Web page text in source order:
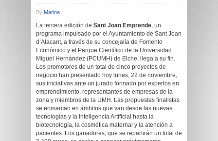
By Marina
La tercera edición de Sant Joan Emprende, un
programa impulsado por el Ayuntamiento de Sant Joan
d’Alacant, a través de su concejalía de Fomento
Económico y el Parque Científico de la Universidad
Miguel Hernández (PCUMH) de Elche, llega a su fin.
Los promotores de un total de cinco proyectos de
negocio han presentado hoy lunes, 22 de noviembre,
sus iniciativas ante un jurado formado por expertos en
emprendimiento, representantes de empresas de la
zona y miembros de la UMH. Las propuestas finalistas
se enmarcan en ámbitos que van desde las nuevas
tecnologías y la Inteligencia Artificial hasta la
biotecnología, la cosmética maternal y la atención a
pacientes. Los ganadores, que se repartirán un total de